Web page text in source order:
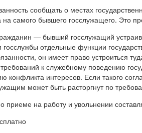
сообщать о местах
на самого бывшего госслужащего. Это
— бывший госслужащий
отдельные функции
он имеет право устроиться
к служебному поведению
конфликта интересов. Если такого
может быть расторгнут по
приеме на работу и увольнении